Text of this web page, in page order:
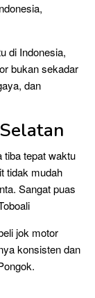
di Indonesia,
bukan sekadar
dan
tiba tepat waktu
tidak mudah
Sangat puas
jok motor
konsisten dan